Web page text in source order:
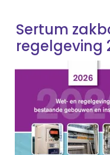
Sertum
regelgeving